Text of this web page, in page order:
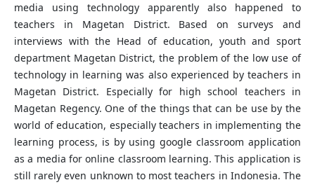
media using technology apparently also happened to
teachers in Magetan District. Based on surveys and
interviews with the Head of education, youth and sport
department Magetan District, the problem of the low use of
technology in learning was also experienced by teachers in
Magetan District. Especially for high school teachers in
Magetan Regency. One of the things that can be use by the
world of education, especially teachers in implementing the
learning process, is by using google classroom application
as a media for online classroom learning. This application is
still rarely even unknown to most teachers in Indonesia. The